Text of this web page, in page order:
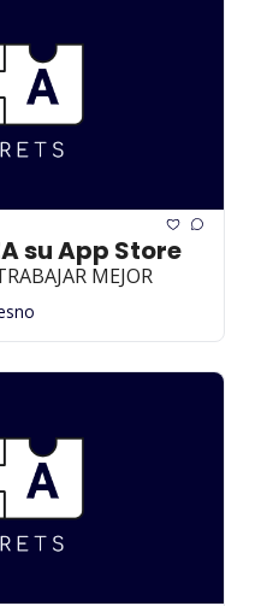
su App Store
MEJOR